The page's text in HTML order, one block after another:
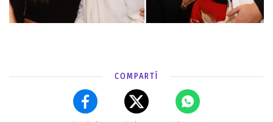
COMPARTÍ